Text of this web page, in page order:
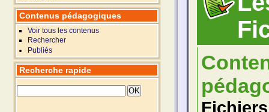
Fichiers
Contenus pédagogiques
Voir tous les contenus
Rechercher
Publiés
Recherche rapide